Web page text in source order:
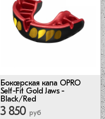
Боксерская капа OPRO
Self-Fit Gold Jaws -
Black/Red
3 850 руб